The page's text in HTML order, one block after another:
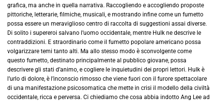
grafica, ma anche in quella narrativa. Raccogliendo e accogliendo proposte
pittoriche, letterarie, filmiche, musicali, e mostrando infine come un fumetto
possa essere un meraviglioso centro di raccolta di suggestioni assai diverse.
Di solito i supereroi salvano l’uomo occidentale, mentre Hulk ne descrive le
contraddizioni. E straordinario come il fumetto popolare americano possa
volgarizzare temi tanto alti. Ma allo stesso modo è sconvolgente come
questo fumetto, destinato principalmente al pubblico giovane, possa
descrivere gli stati d’animo, e cogliere le inquietudini dei propri lettori. Hulk è
l’urlo di dolore, è l’inconscio rimosso che viene fuori con il furore spettacolare
di una manifestazione psicosomatica che mette in crisi il modello della civiltà
occidentale, ricca e perversa. Ci chiediamo che cosa abbia indotto Ang Lee ad